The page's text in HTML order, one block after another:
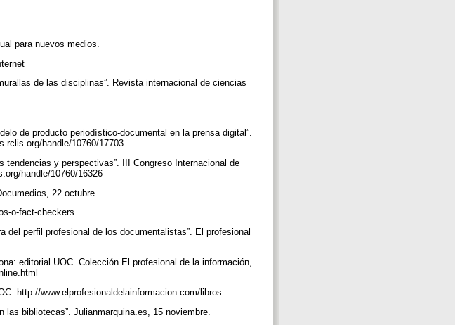
para nuevos medios.
de las disciplinas”. Revista internacional de ciencias
de producto periodístico-documental en la prensa digital”.
handle/10760/17703
tendencias y perspectivas”. III Congreso Internacional de
handle/10760/16326
22 octubre.
o-fact-checkers
del perfil profesional de los documentalistas”. El profesional
editorial UOC. Colección El profesional de la información,
http://www.elprofesionaldelainformacion.com/libros
las bibliotecas”. Julianmarquina.es, 15 noviembre.